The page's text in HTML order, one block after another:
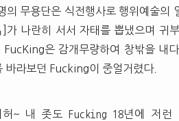
의 무용단은 식전행사로 행위예술의
]가 나란히 서서 자태를 뽑냈으며 귀
FucKing은 감개무량하여 창밖을 내
바라보던 Fucking이 중얼거렸다.
허~ 내 좃도 Fucking 18년에 저